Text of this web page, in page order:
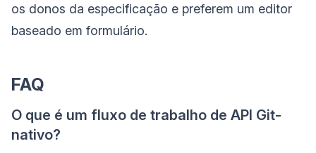
os donos da especificação e preferem um editor
baseado em formulário.
FAQ
O que é um fluxo de trabalho de API Git-
nativo?